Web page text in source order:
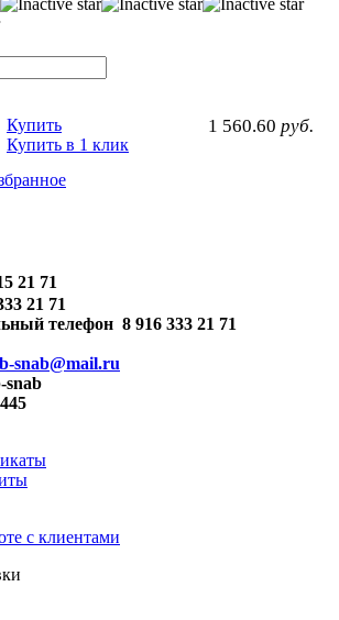
1 560.60 руб.
Купить
Купить в 1 клик
21 71
21 71
8 916 333 21 71
snab@mail.ru
snab
с клиентами